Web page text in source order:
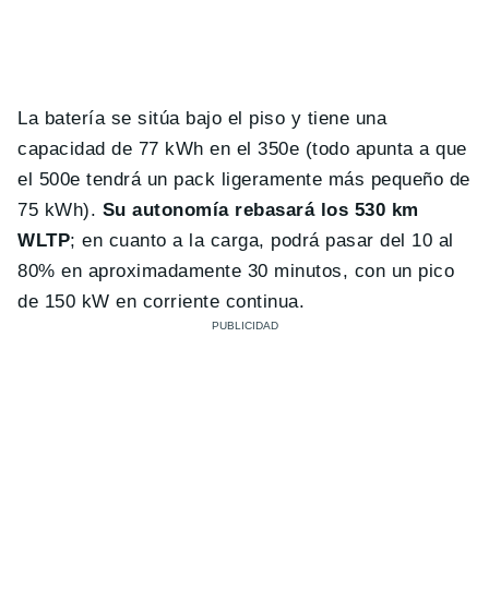
La batería se sitúa bajo el piso y tiene una
capacidad de 77 kWh en el 350e (todo apunta a que
el 500e tendrá un pack ligeramente más pequeño de
75 kWh). Su autonomía rebasará los 530 km
WLTP; en cuanto a la carga, podrá pasar del 10 al
80% en aproximadamente 30 minutos, con un pico
de 150 kW en corriente continua.